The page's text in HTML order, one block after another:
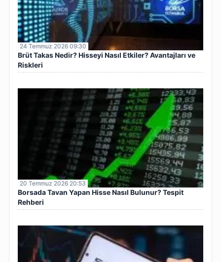
24 Temmuz 2026 09:30
Brüt Takas Nedir? Hisseyi Nasıl Etkiler? Avantajları ve
Riskleri
20 Temmuz 2026 20:53
Borsada Tavan Yapan Hisse Nasıl Bulunur? Tespit
Rehberi